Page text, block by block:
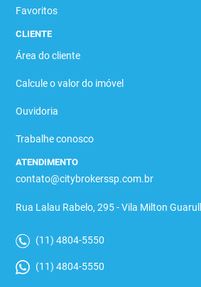
Favoritos
CLIENTE
Área do cliente
Calcule o valor do imóvel
Ouvidoria
Trabalhe conosco
ATENDIMENTO
contato@citybrokerssp.com.br
Rua Lalau Rabelo, 295 - Vila Milton
(11) 4804-5550
(11) 4804-5550